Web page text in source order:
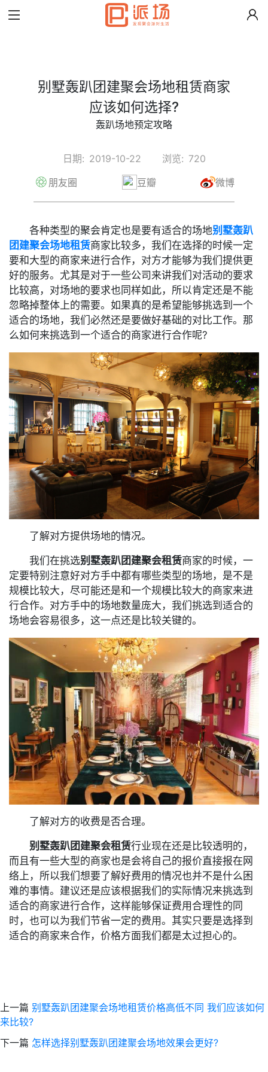
别墅轰趴团建聚会场地租赁商家
应该如何选择?
轰趴场地预定攻略
日期: 2019-10-22 浏览: 720
朋友圈
豆瓣 微博
各种类型的聚会肯定也是要有适合的场地别墅轰趴
团建聚会场地租赁商家比较多，我们在选择的时候一定
要和大型的商家来进行合作，对方才能够为我们提供更
好的服务。尤其是对于一些公司来讲我们对活动的要求
比较高，对场地的要求也同样如此，所以肯定还是不能
忽略掉整体上的需要。如果真的是希望能够挑选到一个
适合的场地，我们必然还是要做好基础的对比工作。那
么如何来挑选到一个适合的商家进行合作呢?
了解对方提供场地的情况。
我们在挑选别墅轰趴团建聚会租赁商家的时候，一
定要特别注意好对方手中都有哪些类型的场地，是不是
规模比较大，尽可能还是和一个规模比较大的商家来进
行合作。对方手中的场地数量庞大，我们挑选到适合的
场地会容易很多，这一点还是比较关键的。
了解对方的收费是否合理。
别墅轰趴团建聚会租赁行业现在还是比较透明的，
而且有一些大型的商家也是会将自己的报价直接报在网
络上，所以我们想要了解好费用的情况也并不是什么困
难的事情。建议还是应该根据我们的实际情况来挑选到
适合的商家进行合作，这样能够保证费用合理性的同
时，也可以为我们节省一定的费用。其实只要是选择到
适合的商家来合作，价格方面我们都是太过担心的。
上一篇 别墅轰趴团建聚会场地租赁价格高低不同 我们应该如何
来比较?
下一篇 怎样选择别墅轰趴团建聚会场地效果会更好?